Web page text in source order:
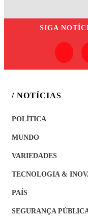
SIGA
/ NOTÍCIAS
POLÍTICA
MUNDO
VARIEDADES
TECNOLOGIA &
PAÍS
SEGURANÇA